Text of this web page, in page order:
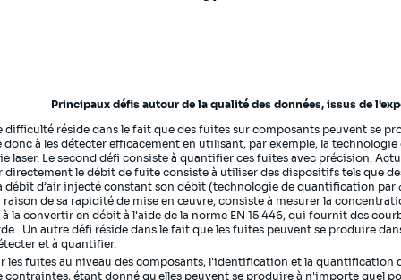
Principaux défis autour de la qualité des données, issus de
difficulté réside dans le fait que des fuites sur composants peuvent se
donc à les détecter efficacement en utilisant, par exemple, la
laser. Le second défi consiste à quantifier ces fuites avec précision.
le débit de fuite consiste à utiliser des dispositifs tels que
débit d’air injecté constant son débit (technologie de quantification par
raison de sa rapidité de mise en œuvre, consiste à mesurer la
la convertir en débit à l'aide de la norme EN 15 446, qui fournit des
Un autre défi réside dans le fait que les fuites peuvent se produire
et à quantifier.
les fuites au niveau des composants, l'identification et la quantification
contraintes, étant donné qu'elles peuvent se produire à n'importe quel